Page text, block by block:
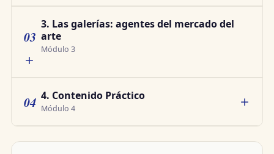
03
3. Las galerías: agentes del mercado del
arte
Módulo 3
04 4. Contenido Práctico
Módulo 4